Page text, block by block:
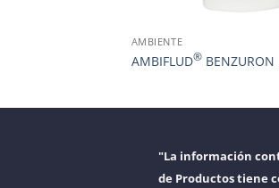
AMBIENTE
AMBIFLUD®BENZURON
"La información
de Productos tiene